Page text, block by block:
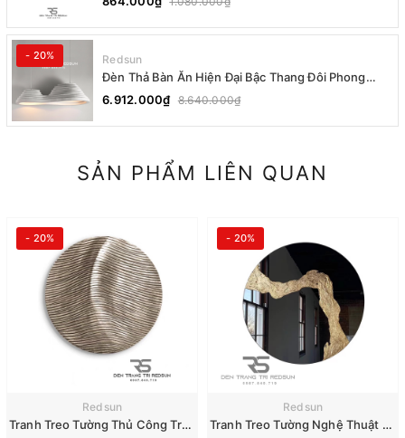
- 20% Redsun
Đèn Thả Bàn Ăn Hiện Đại Bậc Thang Đôi Phong
Cách Nhật Bản Wabi-sabi DC-T078A
6.912.000₫ 8.640.000₫
SẢN PHẨM LIÊN QUAN
- 20%
Redsun
Tranh Treo Tường Thủ Công Trang Trí Phòng Khách, Phòng Ngủ, Hành Lang Sơn Dầu Phong Cách Trừu Tượng Hiện Đại DDC-015
- 20%
Redsun
Tranh Treo Tường Nghệ Thuật Trang Trí Phòng Khách, Phòng Ngủ, Hành Lang Phong Cách Bắc Âu DDC-018